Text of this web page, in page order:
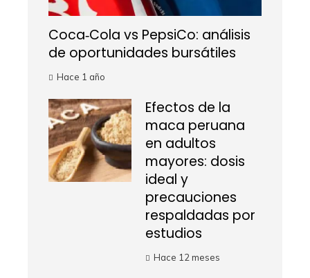
Coca‑Cola vs PepsiCo: análisis
de oportunidades bursátiles
Hace 1 año
Efectos de la
maca peruana
en adultos
mayores: dosis
ideal y
precauciones
respaldadas por
estudios
Hace 12 meses